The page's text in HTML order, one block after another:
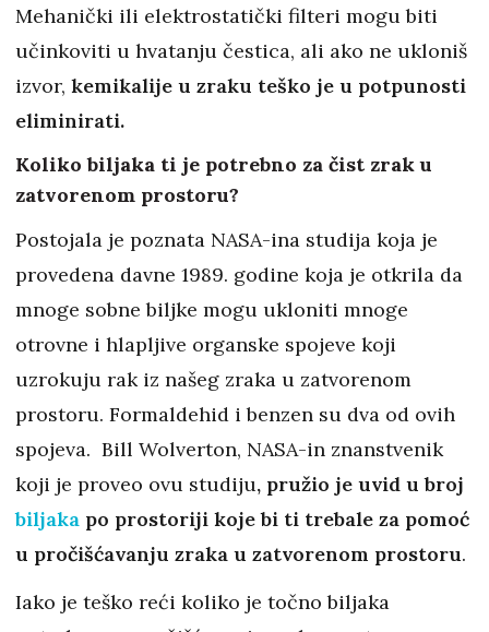
Mehanički ili elektrostatički filteri mogu biti
učinkoviti u hvatanju čestica, ali ako ne ukloniš
izvor, kemikalije u zraku teško je u potpunosti
eliminirati.
Koliko biljaka ti je potrebno za čist zrak u
zatvorenom prostoru?
Postojala je poznata NASA-ina studija koja je
provedena davne 1989. godine koja je otkrila da
mnoge sobne biljke mogu ukloniti mnoge
otrovne i hlapljive organske spojeve koji
uzrokuju rak iz našeg zraka u zatvorenom
prostoru. Formaldehid i benzen su dva od ovih
spojeva. Bill Wolverton, NASA-in znanstvenik
koji je proveo ovu studiju, pružio je uvid u broj
biljaka po prostoriji koje bi ti trebale za pomoć
u pročišćavanju zraka u zatvorenom prostoru.
Iako je teško reći koliko je točno biljaka